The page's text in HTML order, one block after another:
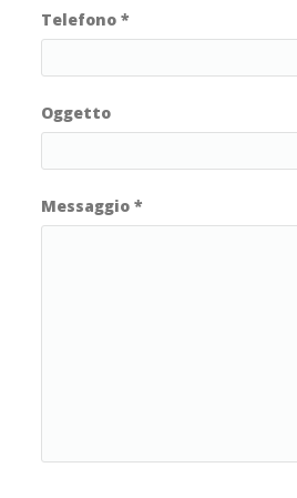
Telefono *
Oggetto
Messaggio *